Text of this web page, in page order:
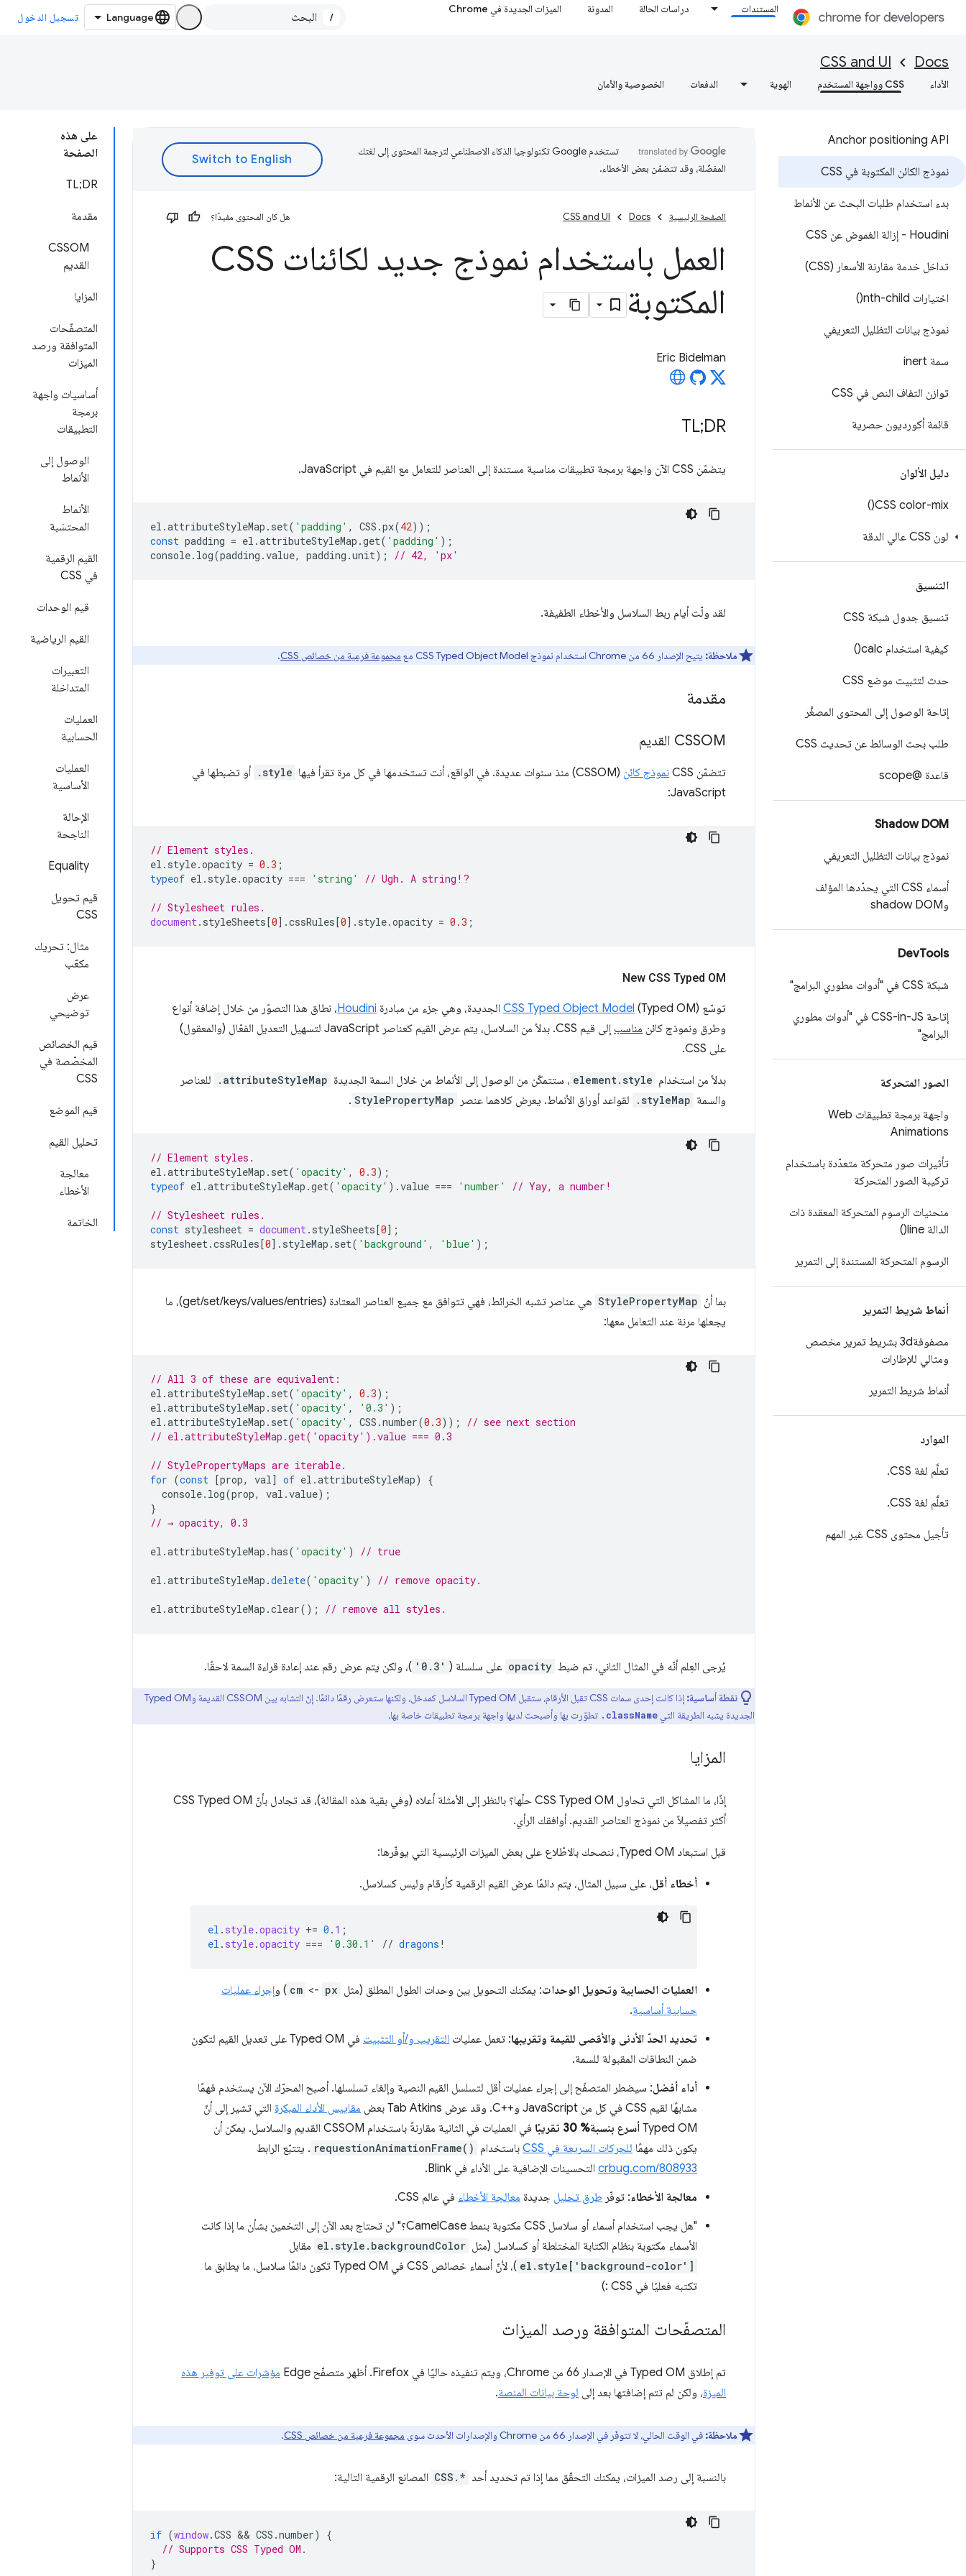
المستندات دراسات الحالة المدونة الميزات الجديدة في Chrome
/ تسجيل الدخول
Docs
CSS and UI
الأداء CSS وواجهة المستخدم الهوية الدفعات الخصوصية والأمان
Anchor positioning API
نموذج الكائن المكتوبة في CSS
بدء استخدام طلبات البحث عن الأنماط
Houdini - إزالة الغموض عن CSS
تداخل خدمة مقارنة الأسعار (CSS)
اختيارات nth-child(
)
نموذج بيانات التظليل التعريفي
سمة inert
توازن التفاف النص في CSS
قائمة أكورديون حصرية
دليل الألوان
CSS color-mix(
)
لون CSS عالي الدقة
التنسيق
تنسيق جدول شبكة CSS
كيفية استخدام calc(
)
حدث لتثبيت موضع CSS
إتاحة الوصول إلى المحتوى المصغَّر
طلب بحث الوسائط عن تحديث CSS
قاعدة @scope
Shadow DOM
نموذج بيانات التظليل التعريفي
أسماء CSS التي يحدّدها المؤلف
وshadow DOM
DevTools
شبكة CSS في "أدوات مطوري البرامج"
إتاحة CSS-in-JS في "أدوات مطوري
البرامج"
الصور المتحركة
واجهة برمجة تطبيقات Web
Animations
تأثيرات صور متحركة متعدّدة باستخدام
تركيبة الصور المتحركة
منحنيات الرسوم المتحركة المعقدة ذات
الدالة line(
)
الرسوم المتحركة المستندة إلى التمرير
أنماط شريط التمرير
مصفوفة3d بشريط تمرير مخصص
ومثالي للإطارات
أنماط شريط التمرير
الموارد
تعلَّم لغة CSS .
تعلَّم لغة CSS .
تأجيل محتوى CSS غير المهم
على هذه
الصفحة
TL;DR
مقدمة
CSSOM
القديم
المزايا
المتصفّحات
المتوافقة ورصد
الميزات
أساسيات واجهة
برمجة
التطبيقات
الوصول إلى
الأنماط
الأنماط
المحتسَبة
القيم الرقمية
في CSS
قيم الوحدات
القيم الرياضية
التعبيرات
المتداخلة
العمليات
الحسابية
العمليات
الأساسية
الإحالة
الناجحة
Equality
قيم تحويل
CSS
مثال: تحريك
مكعّب
عرض
توضيحي
قيم الخصائص
المخصّصة في
CSS
قيم الموضع
تحليل القيم
معالجة
الأخطاء
الخاتمة
تستخدم Google تكنولوجيا الذكاء الاصطناعي لترجمة المحتوى إلى لغتك
المفضّلة، وقد تتضمّن بعض الأخطاء.
الصفحة الرئيسية Docs
CSS and UI هل كان المحتوى مفيدًا؟
العمل باستخدام نموذج جديد لكائنات CSS
المكتوبة
Eric Bidelman
TL;DR
يتضمّن CSS الآن واجهة برمجة تطبيقات مناسبة مستندة إلى العناصر للتعامل مع القيم في JavaScript.
el .attributeStyleMap . set( 'padding' , CSS .px(42));
const padding = el .attributeStyleMap .get( 'padding' );
console. log(padding .value, padding .unit); // 42, 'px'
لقد ولّت أيام ربط السلاسل والأخطاء الطفيفة.
ملاحظة: يتيح الإصدار 66 من Chrome استخدام نموذج CSS Typed Object Model مع مجموعة فرعية من خصائص CSS .
مقدمة
CSSOM القديم
تتضمّن CSS نموذج كائن (CSSOM) منذ سنوات عديدة. في الواقع، أنت تستخدمها في كل مرة تقرأ فيها .style
أو تضبطها في
JavaScript:
// Element styles.
el . style.opacity = 0.3 ;
typeof el . style.opacity === 'string' // Ugh. A string!?
// Stylesheet rules.
document. styleSheets[0].cssRules[0]. style.opacity = 0.3 ;
New CSS Typed OM
توسّع CSS Typed Object Model (Typed OM) الجديدة، وهي جزء من مبادرة Houdini، نطاق هذا التصوّر من خلال إضافة أنواع
وطرق ونموذج كائن مناسب
إلى قيم CSS. بدلاً من السلاسل، يتم عرض القيم كعناصر JavaScript لتسهيل التعديل الفعّال (والمعقول)
على CSS.
بدلاً من استخدام element.style ، ستتمكّن من الوصول إلى الأنماط من خلال السمة الجديدة .attributeStyleMap
للعناصر
والسمة .styleMap لقواعد أوراق الأنماط. يعرض كلاهما عنصر StylePropertyMap
.
// Element styles.
el .attributeStyleMap . set( 'opacity' , 0.3);
typeof el .attributeStyleMap .get( 'opacity' ).value === 'number' // Yay, a number!
// Stylesheet rules.
const stylesheet = document. styleSheets[0];
stylesheet.cssRules[0]. styleMap . set( 'background' , 'blue' );
بما أنّ StylePropertyMap
هي عناصر تشبه الخرائط، فهي تتوافق مع جميع العناصر المعتادة (get/set/keys/values/entries)، ما
يجعلها مرنة عند التعامل معها:
// All 3 of these are equivalent:
el .attributeStyleMap . set( 'opacity' , 0.3);
el .attributeStyleMap . set( 'opacity' , '0.3' );
el .attributeStyleMap . set( 'opacity' , CSS .number(0.3));
// see next section
// el.attributeStyleMap.get('opacity').value === 0.3
// StylePropertyMaps are iterable.
for (const [prop, val] of el .attributeStyleMap)
{
console. log(prop, val .value);
}
// → opacity, 0.3
el .attributeStyleMap .has( 'opacity' ) // true
el .attributeStyleMap .delete( 'opacity' ) // remove opacity.
el .attributeStyleMap .clear(); // remove all styles.
يُرجى العِلم أنّه في المثال الثاني، تم ضبط opacity على سلسلة ( '0.3' )، ولكن يتم عرض رقم عند إعادة قراءة السمة لاحقًا.
نقطة أساسية:
إذا كانت إحدى سمات CSS تقبل الأرقام، ستقبل Typed OM السلاسل كمدخل، ولكنها ستعرض رقمًا دائمًا. إنّ التشابه بين CSSOM القديمة وTyped OM
الجديدة يشبه الطريقة التي .className تطوّرت بها وأصبحت لديها واجهة برمجة تطبيقات خاصة بها،
المزايا
إذًا، ما المشاكل التي تحاول CSS Typed OM حلّها؟ بالنظر إلى الأمثلة أعلاه (وفي بقية هذه المقالة)، قد تجادل بأنّ CSS Typed OM
أكثر تفصيلاً من نموذج العناصر القديم. أوافقك الرأي.
قبل استبعاد Typed OM، ننصحك بالاطّلاع على بعض الميزات الرئيسية التي يوفّرها:
أخطاء أقل، على سبيل المثال، يتم دائمًا عرض القيم الرقمية كأرقام وليس كسلاسل.
el . style.opacity += 0 . 1 ;
el . style.opacity === '0.30.1' // dragons !
العمليات الحسابية وتحويل الوحدات: يمكنك التحويل بين وحدات الطول المطلق (مثل px
->
cm ) وإجراء عمليات
حسابية أساسية.
تحديد الحدّ الأدنى والأقصى للقيمة وتقريبها: تعمل عمليات التقريب و/أو التثبيت
في Typed OM على تعديل القيم لتكون
ضمن النطاقات المقبولة للسمة.
أداء أفضل: سيضطر المتصفّح إلى إجراء عمليات أقل لتسلسل القيم النصية وإلغاء تسلسلها. أصبح المحرّك الآن يستخدم فهمًا
مشابهًا لقيم CSS في كل من JavaScript وC++‎. وقد عرض Tab Atkins بعض
مقاييس الأداء المبكرة التي تشير إلى أنّ
Typed OM أسرع بنسبة% 30 تقريبًا
في العمليات في الثانية مقارنةً باستخدام CSSOM القديم والسلاسل. يمكن أن
يكون ذلك مهمًا للحركات السريعة في CSS باستخدام requestionAnimationFrame() . يتتبّع الرابط
crbug.com/808933 التحسينات الإضافية على الأداء في Blink.
معالجة الأخطاء: توفّر طرق تحليل جديدة معالجة الأخطاء في عالم CSS.
"هل يجب استخدام أسماء أو سلاسل CSS مكتوبة بنمط CamelCase؟" لن تحتاج بعد الآن إلى التخمين بشأن ما إذا كانت
الأسماء مكتوبة بنظام الكتابة المختلطة أو كسلاسل (مثل el.style.backgroundColor مقابل
el.style['background-color']
)، لأنّ أسماء خصائص CSS في Typed OM تكون دائمًا سلاسل، ما يطابق ما
تكتبه فعليًا في CSS :)
المتصفّحات المتوافقة ورصد الميزات
تم إطلاق Typed OM في الإصدار 66 من Chrome، ويتم تنفيذه حاليًا في Firefox. أظهر متصفّح Edge
مؤشرات على توفير هذه
الميزة، ولكن لم تتم إضافتها بعد إلى لوحة بيانات المنصة.
ملاحظة: في الوقت الحالي، لا تتوفّر في الإصدار 66 من Chrome والإصدارات الأحدث سوى مجموعة فرعية من خصائص CSS .
بالنسبة إلى رصد الميزات، يمكنك التحقّق مما إذا تم تحديد أحد CSS.* المصانع الرقمية التالية:
if (window.CSS && CSS .number)
{
// Supports CSS Typed OM.
}